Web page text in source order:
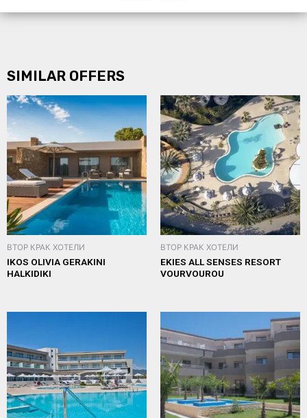
SIMILAR OFFERS
ВТОР КРАК ХОТЕЛИ
IKOS OLIVIA GERAKINI
HALKIDIKI
ВТОР КРАК ХОТЕЛИ
EKIES ALL SENSES RESORT
VOURVOUROU